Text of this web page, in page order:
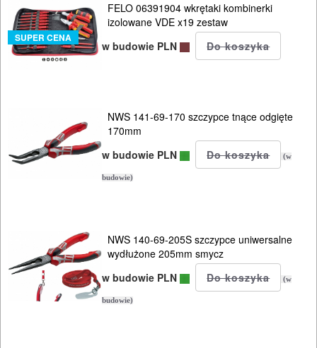
RĘCZNE
NARZĘDZIA
Zestawy
narzędziowe
Narzedzia
Narzędzia
pomiarowe
Warsztat
pracy
SUPER CENA
FELO 06391904 wkrętaki kombinerki
izolowane VDE x19 zestaw
w budowie PLN
NWS 141-69-170 szczypce tnące odgięte
170mm
w budowie PLN
(w
budowie)
NWS 140-69-205S szczypce uniwersalne
wydłużone 205mm smycz
w budowie PLN
(w
budowie)